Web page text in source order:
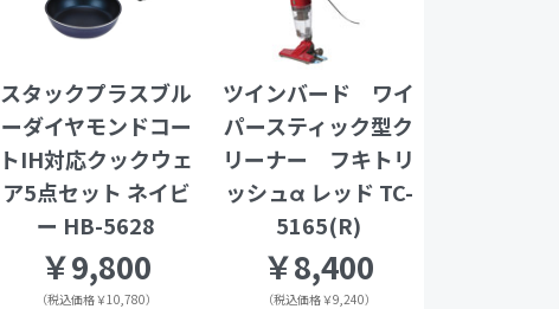
スタックプラスブル
ーダイヤモンドコー
トIH対応クックウェ
ア5点セット ネイビ
ー HB-5628
￥9,800
（税込価格￥10,780）
ツインバード ワイ
パースティック型ク
リーナー フキトリ
ッシュα レッド TC-
5165(R)
￥8,400
（税込価格￥9,240）